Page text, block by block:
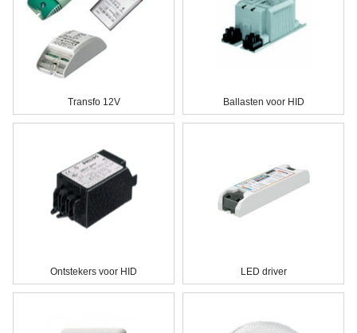
Transfo 12V Ballasten voor HID
Ontstekers voor HID LED driver